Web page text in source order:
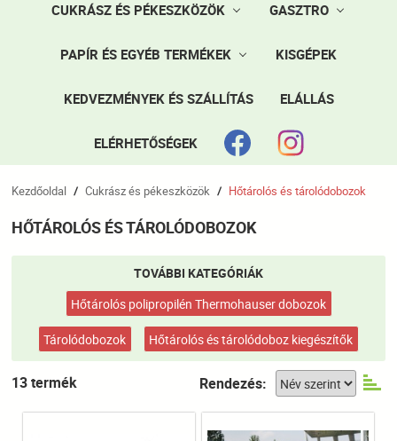
CUKRÁSZ ÉS PÉKESZKÖZÖK GASZTRO
PAPÍR ÉS EGYÉB TERMÉKEK KISGÉPEK
KEDVEZMÉNYEK ÉS SZÁLLÍTÁS ELÁLLÁS
ELÉRHETŐSÉGEK
Kezdőoldal / Cukrász és pékeszközök / Hőtárolós és tárolódobozok
HŐTÁROLÓS ÉS TÁROLÓDOBOZOK
TOVÁBBI KATEGÓRIÁK
Hőtárolós polipropilén Thermohauser dobozok
Tárolódobozok Hőtárolós és tárolódoboz kiegészítők
13 termék Rendezés: